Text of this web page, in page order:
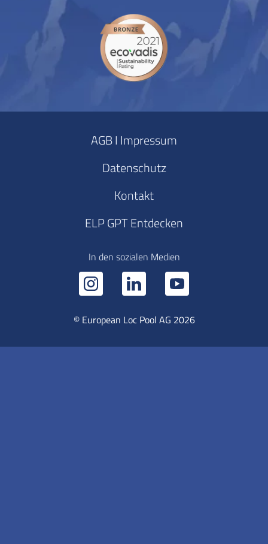
AGB I Impressum
Datenschutz
Kontakt
ELP GPT Entdecken
In den sozialen Medien
© European Loc Pool AG 2026